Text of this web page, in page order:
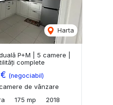
Harta
P+M | 5 camere |
complete
(negociabil)
de vânzare
175 mp 2018